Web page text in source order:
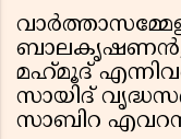
ബാലകൃഷണൻ,
മഹ്‌മൂദ്
സായിദ്
സാബിറ